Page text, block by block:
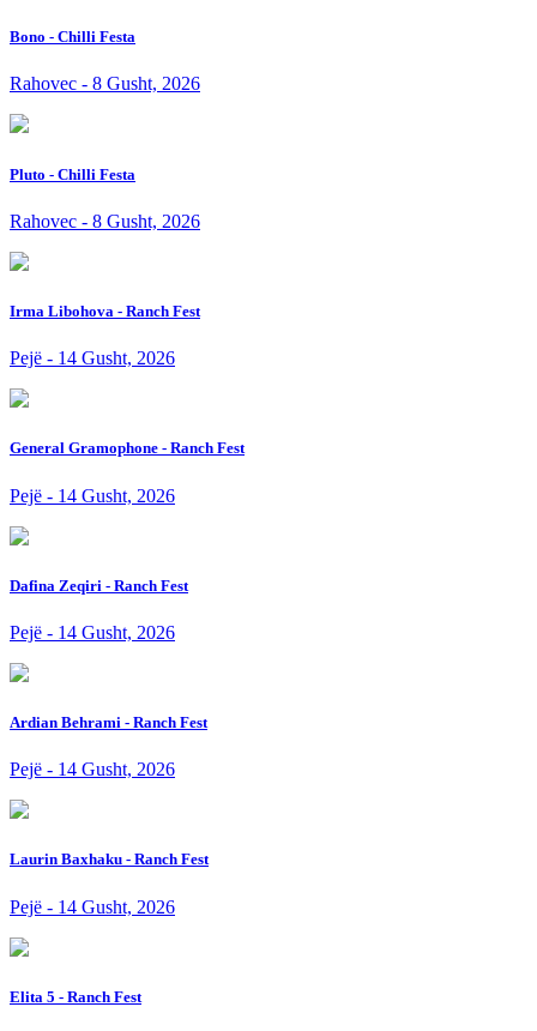
Bono - Chilli Festa
Rahovec - 8 Gusht, 2026
Pluto - Chilli Festa
Rahovec - 8 Gusht, 2026
Irma Libohova - Ranch Fest
Pejë - 14 Gusht, 2026
General Gramophone - Ranch Fest
Pejë - 14 Gusht, 2026
Dafina Zeqiri - Ranch Fest
Pejë - 14 Gusht, 2026
Ardian Behrami - Ranch Fest
Pejë - 14 Gusht, 2026
Laurin Baxhaku - Ranch Fest
Pejë - 14 Gusht, 2026
Elita 5 - Ranch Fest